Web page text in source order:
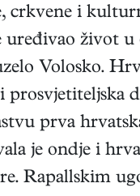
crkvene i
uređivao život
Volosko.
prva
je ondje i
Rapallskim